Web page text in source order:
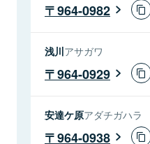
964-0982
浅川アサガワ
964-0929
安達ケ原アダチガハラ
964-0938